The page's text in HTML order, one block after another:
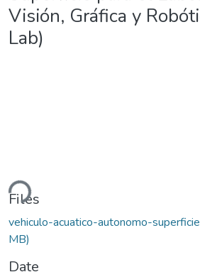
Visión, Gráfica y
Lab)
Files
vehiculo-acuatico-autonomo-
MB)
Date